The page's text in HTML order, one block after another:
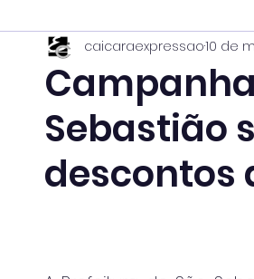
Página2 Itanhaém
Sebastião
descontos
caicaraexpressao10 de